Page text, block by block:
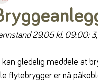
29.05 kl. 09:00:
kan gledelig meddele at
flytebrygger er nå